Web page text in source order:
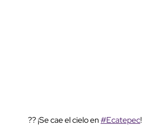
?? ¡Se cae el cielo en#Ecatepec!